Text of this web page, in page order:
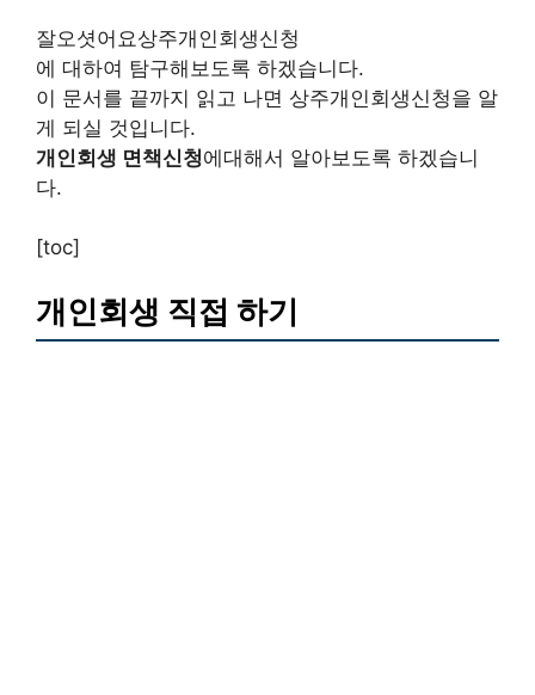
잘오셧어요상주개인회생신청
에 대하여 탐구해보도록 하겠습니다.
이 문서를 끝까지 읽고 나면 상주개인회생신청을 알
게 되실 것입니다.
개인회생 면책신청에대해서 알아보도록 하겠습니
다.
[toc]
개인회생 직접 하기